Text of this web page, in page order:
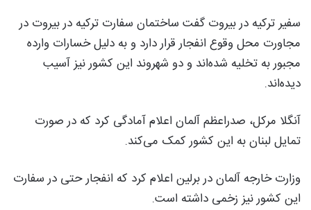
سفیر ترکیه در بیروت گفت ساختمان سفارت ترکیه در بیروت در
مجاورت محل وقوع انفجار قرار دارد و به دلیل خسارات وارده
مجبور به تخلیه شده‌اند و دو شهروند این کشور نیز آسیب
دیده‌اند.
آنگلا مرکل، صدراعظم آلمان اعلام آمادگی کرد که در صورت
تمایل لبنان به این کشور کمک می‌کند.
وزارت خارجه آلمان در برلین اعلام کرد که انفجار حتی در سفارت
این کشور نیز زخمی داشته است.